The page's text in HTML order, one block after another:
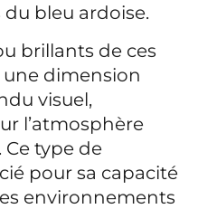
bleu ardoise.
brillants de ces
dimension
visuel,
l’atmosphère
Ce type de
pour sa capacité
environnements